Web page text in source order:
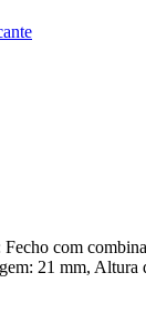
com
21 mm,